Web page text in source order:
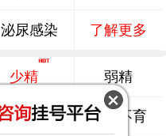
泌尿感染 了解更多
少精 弱精
精子畸形 男性不育